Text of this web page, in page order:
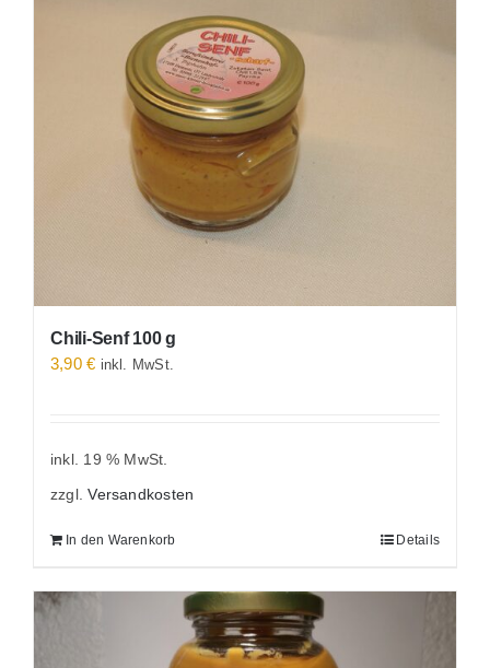
Chili-Senf 100 g
3,90€ inkl. MwSt.
inkl. 19 % MwSt.
zzgl.Versandkosten
In den Warenkorb Details